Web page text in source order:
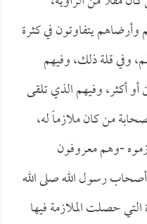
يتفاوتون في كثرة
وفي قلة ذلك، وفيهم
أو أكثر، وفيهم الذي تلقى
من كان ملازماً له،
-وهم معروفون
رسول الله صلى الله
حصلت الملازمة فيها